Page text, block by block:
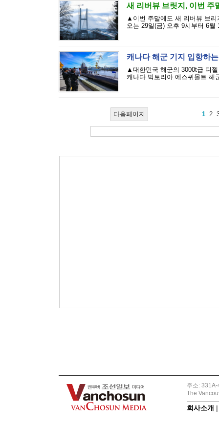
새 리버뷰 브릿지, 이번 주
▲이번 주말에도 새 리버뷰 브리
오는 29일(금) 오후 9시부터 6
캐나다 해군 기지 입항하
▲대한민국 해군의 3000t급 디젤
캐나다 빅토리아 에스퀴몰트 해
다음페이지 1 2
주소:
The
회사소개